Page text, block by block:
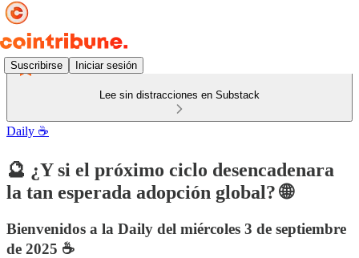
Suscribirse Iniciar sesión
Lee sin distracciones en Substack
Daily ☕️
🔮 ¿Y si el próximo ciclo desencadenara
la tan esperada adopción global? 🌐
Bienvenidos a la Daily del miércoles 3 de septiembre
de 2025 ☕️